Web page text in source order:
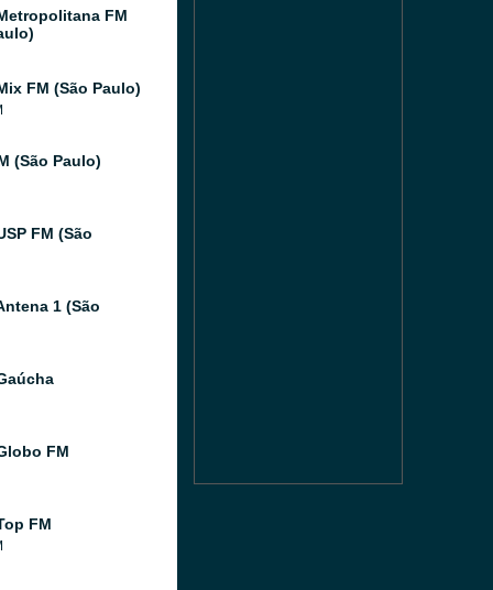
FM
FM (São Paulo)
(São Paulo)
FM (São
1 (São
FM
FM